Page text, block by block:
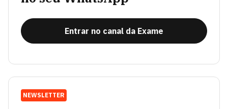
Entrar no canal da Exame
NEWSLETTER